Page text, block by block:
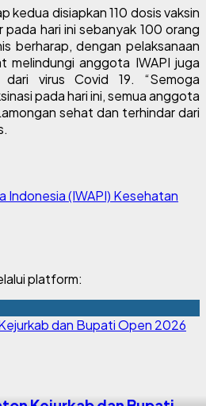
kedua disiapkan 110 dosis vaksin
hari ini sebanyak 100 orang
berharap, dengan pelaksanaan
melindungi anggota IWAPI juga
dari virus Covid 19. “Semoga
pada hari ini, semua anggota
sehat dan terhindar dari
Indonesia (IWAPI) Kesehatan
platform: